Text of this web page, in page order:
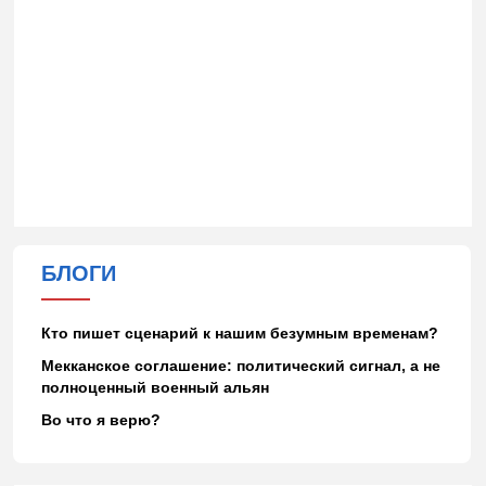
БЛОГИ
Кто пишет сценарий к нашим безумным временам?
Мекканское соглашение: политический сигнал, а не
полноценный военный альян
Во что я верю?